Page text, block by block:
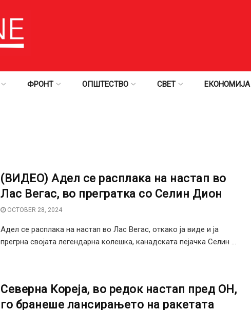
ФРОНТ ОПШТЕСТВО СВЕТ ЕКОНОМИЈА
(ВИДЕО) Адел се расплака на настап во
Лас Вегас, во прегратка со Селин Дион
OCTOBER 28, 2024
Адел се расплака на настап во Лас Вегас, откако ја виде и ја
прегрна својата легендарна колешка, канадската пејачка Селин ...
Северна Кореја, во редок настап пред ОН,
го бранеше лансирањето на ракетата